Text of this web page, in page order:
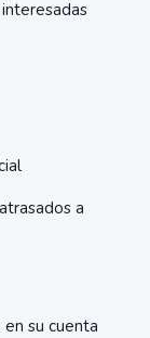
​​a
su cuenta